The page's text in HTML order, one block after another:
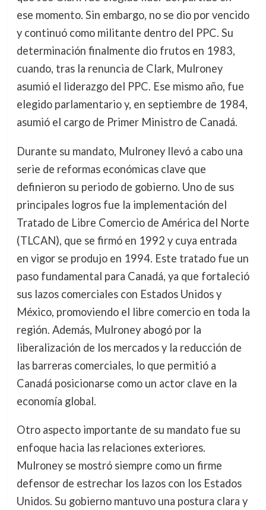
ese momento. Sin embargo, no se dio por vencido
y continuó como militante dentro del PPC. Su
determinación finalmente dio frutos en 1983,
cuando, tras la renuncia de Clark, Mulroney
asumió el liderazgo del PPC. Ese mismo año, fue
elegido parlamentario y, en septiembre de 1984,
asumió el cargo de Primer Ministro de Canadá.
Durante su mandato, Mulroney llevó a cabo una
serie de reformas económicas clave que
definieron su periodo de gobierno. Uno de sus
principales logros fue la implementación del
Tratado de Libre Comercio de América del Norte
(TLCAN), que se firmó en 1992 y cuya entrada
en vigor se produjo en 1994. Este tratado fue un
paso fundamental para Canadá, ya que fortaleció
sus lazos comerciales con Estados Unidos y
México, promoviendo el libre comercio en toda la
región. Además, Mulroney abogó por la
liberalización de los mercados y la reducción de
las barreras comerciales, lo que permitió a
Canadá posicionarse como un actor clave en la
economía global.
Otro aspecto importante de su mandato fue su
enfoque hacia las relaciones exteriores.
Mulroney se mostró siempre como un firme
defensor de estrechar los lazos con los Estados
Unidos. Su gobierno mantuvo una postura clara y